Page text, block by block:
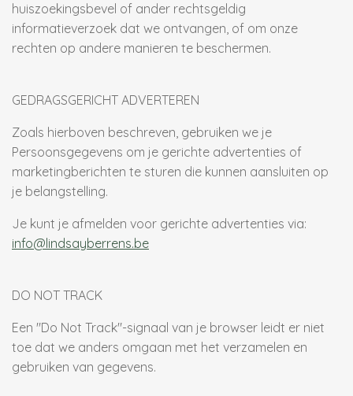
huiszoekingsbevel of ander rechtsgeldig
informatieverzoek dat we ontvangen, of om onze
rechten op andere manieren te beschermen.
GEDRAGSGERICHT ADVERTEREN
Zoals hierboven beschreven, gebruiken we je
Persoonsgegevens om je gerichte advertenties of
marketingberichten te sturen die kunnen aansluiten op
je belangstelling.
Je kunt je afmelden voor gerichte advertenties via:
info@lindsayberrens.be
DO NOT TRACK
Een "Do Not Track"-signaal van je browser leidt er niet
toe dat we anders omgaan met het verzamelen en
gebruiken van gegevens.